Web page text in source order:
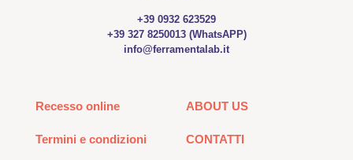
+39 0932 623529
+39 327 8250013 (WhatsAPP)
info@ferramentalab.it
Recesso online
Termini e condizioni
ABOUT US
CONTATTI